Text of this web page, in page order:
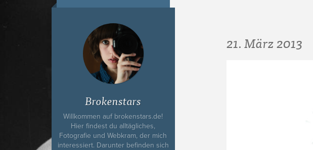
Ich bin Fyn,
23, und
wohne in
Köln
Brokenstars
Willkommen auf brokenstars.de!
Hier findest du alltägliches,
Fotografie und Webkram, der mich
interessiert. Darunter befinden sich
21. März 2013